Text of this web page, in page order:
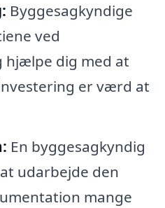
Byggesagkyndige
ved
hjælpe dig med at
er værd at
En byggesagkyndig
udarbejde den
mange